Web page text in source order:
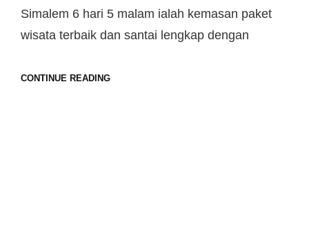
Simalem 6 hari 5 malam ialah kemasan paket
wisata terbaik dan santai lengkap dengan
CONTINUE READING